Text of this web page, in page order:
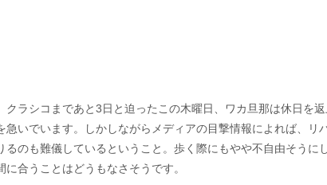
ラシコまであと3日と迫ったこの木曜日、ワカ旦那は休日を
いでいます。しかしながらメディアの目撃情報によれば、リ
のも難儀しているということ。歩く際にもやや不自由そうに
合うことはどうもなさそうです。